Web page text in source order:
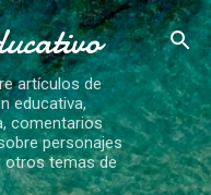
artículos de
educativa,
comentarios
personajes
temas de